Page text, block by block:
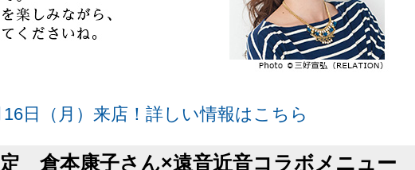
日（月）来店！詳しい情報はこちら
倉本康子さん×遠音近音コラボメニュー